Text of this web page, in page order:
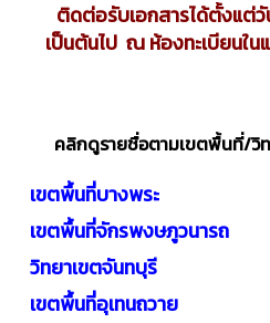
ติดต่อรับเอกสารได้ตั้งแต่
เป็นต้นไป ณ ห้องทะเบียนใ
คลิกดูรายชื่อตามเขตพื้นที่/วิ
เขตพื้นที่บางพระ
เขตพื้นที่จักรพงษภูวนารถ
วิทยาเขตจันทบุรี
เขตพื้นที่อุเทนถวาย